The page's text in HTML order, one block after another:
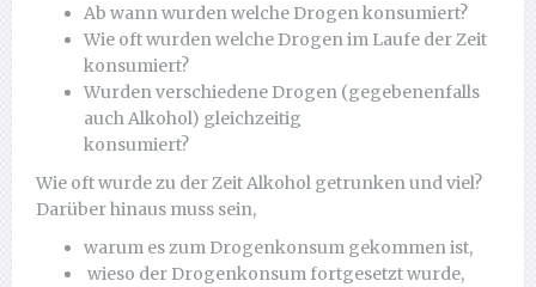
Ab wann wurden welche Drogen konsumiert?
Wie oft wurden welche Drogen im Laufe der Zeit
konsumiert?
Wurden verschiedene Drogen (gegebenenfalls
auch Alkohol) gleichzeitig
konsumiert?
Wie oft wurde zu der Zeit Alkohol getrunken und viel?
Darüber hinaus muss sein,
warum es zum Drogenkonsum gekommen ist,
wieso der Drogenkonsum fortgesetzt wurde,